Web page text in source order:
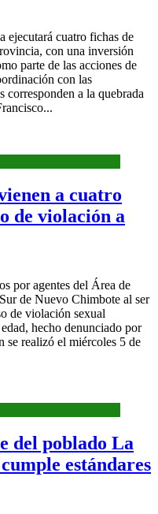
ejecutará cuatro fichas de
con una inversión
parte de las acciones de
con las
corresponden a la quebrada
a cuatro
de violación a
por agentes del Área de
de Nuevo Chimbote al ser
de violación sexual
hecho denunciado por
se realizó el miércoles 5 de
del poblado La
estándares